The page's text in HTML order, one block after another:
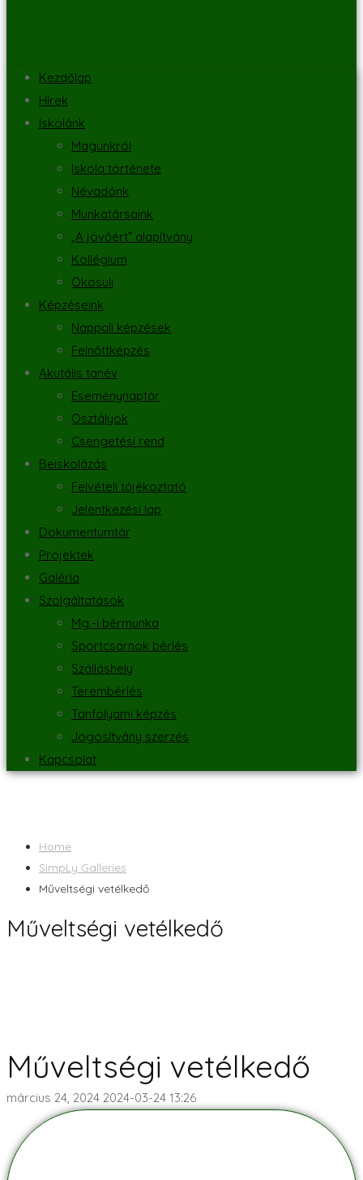
Kezdőlap
Hírek
Iskolánk
Magunkról
Iskola története
Névadónk
Munkatársaink
„A jövőért” alapítvány
Kollégium
Ökosuli
Képzéseink
Nappali képzések
Felnőttképzés
Akutális tanév
Eseménynaptár
Osztályok
Csengetési rend
Beiskolázás
Felvételi tájékoztató
Jelentkezési lap
Dokumentumtár
Projektek
Galéria
Szolgáltatások
Mg.-i bérmunka
Sportcsarnok bérlés
Szálláshely
Terembérlés
Tanfolyami képzés
Jogosítvány szerzés
Kapcsolat
Home
SimpLy Galleries
Műveltségi vetélkedő
Műveltségi vetélkedő
Műveltségi vetélkedő
március 24, 2024 2024-03-24 13:26